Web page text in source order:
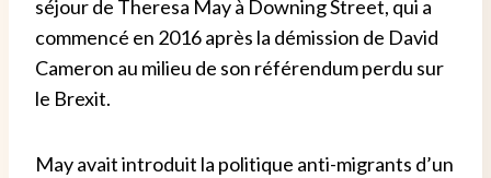
séjour de Theresa May à Downing Street, qui a
commencé en 2016 après la démission de David
Cameron au milieu de son référendum perdu sur
le Brexit.
May avait introduit la politique anti-migrants d’un